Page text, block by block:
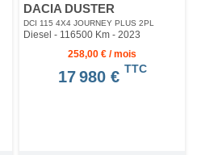
DACIA DUSTER
DCI 115 4X4 JOURNEY PLUS 2PL
Diesel - 116500 Km- 2023
258,00 € / mois
17 980 € TTC